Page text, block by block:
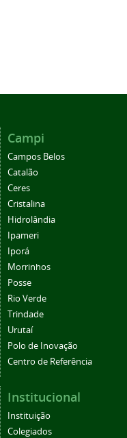
Campi
Campos Belos
Catalão
Ceres
Cristalina
Hidrolândia
Ipameri
Iporá
Morrinhos
Posse
Rio Verde
Trindade
Urutaí
Polo de Inovação
Centro de Referência
Institucional
Instituição
Colegiados